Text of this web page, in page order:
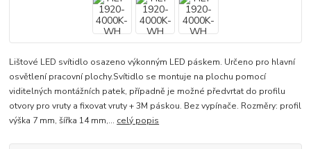
Lištové LED svítidlo osazeno výkonným LED páskem. Určeno pro hlavní
osvětlení pracovní plochy.Svítidlo se montuje na plochu pomocí
viditelných montážních patek, případně je možné předvrtat do profilu
otvory pro vruty a fixovat vruty + 3M páskou. Bez vypínače. Rozměry: profil
výška 7 mm, šířka 14 mm,... celý popis